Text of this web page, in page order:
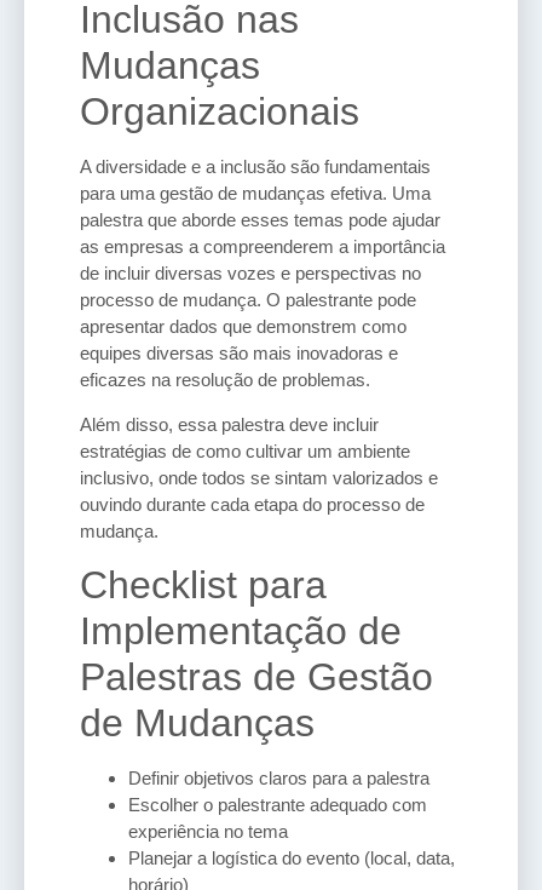
Inclusão nas
Mudanças
Organizacionais
A diversidade e a inclusão são fundamentais
para uma gestão de mudanças efetiva. Uma
palestra que aborde esses temas pode ajudar
as empresas a compreenderem a importância
de incluir diversas vozes e perspectivas no
processo de mudança. O palestrante pode
apresentar dados que demonstrem como
equipes diversas são mais inovadoras e
eficazes na resolução de problemas.
Além disso, essa palestra deve incluir
estratégias de como cultivar um ambiente
inclusivo, onde todos se sintam valorizados e
ouvindo durante cada etapa do processo de
mudança.
Checklist para
Implementação de
Palestras de Gestão
de Mudanças
Definir objetivos claros para a palestra
Escolher o palestrante adequado com
experiência no tema
Planejar a logística do evento (local, data,
horário)